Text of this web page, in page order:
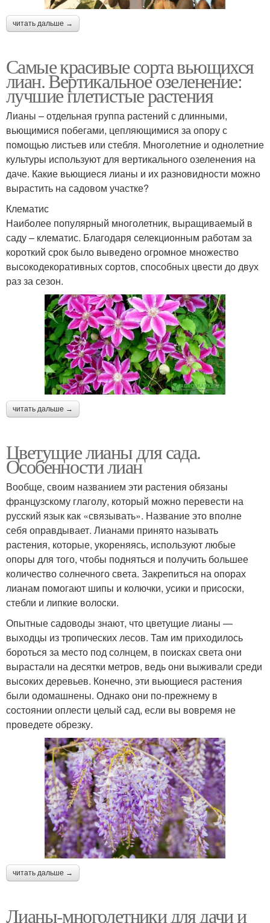
читать дальше →
Самые красивые сорта вьющихся
лиан. Вертикальное озеленение:
лучшие плетистые растения
Лианы – отдельная группа растений с длинными,
вьющимися побегами, цепляющимися за опору с
помощью листьев или стебля. Многолетние и однолетние
культуры используют для вертикального озеленения на
даче. Какие вьющиеся лианы и их разновидности можно
вырастить на садовом участке?
Клематис
Наиболее популярный многолетник, выращиваемый в
саду – клематис. Благодаря селекционным работам за
короткий срок было выведено огромное множество
высокодекоративных сортов, способных цвести до двух
раз за сезон.
читать дальше →
Цветущие лианы для сада.
Особенности лиан
Вообще, своим названием эти растения обязаны
французскому глаголу, который можно перевести на
русский язык как «связывать». Название это вполне
себя оправдывает. Лианами принято называть
растения, которые, укореняясь, используют любые
опоры для того, чтобы подняться и получить большее
количество солнечного света. Закрепиться на опорах
лианам помогают шипы и колючки, усики и присоски,
стебли и липкие волоски.
Опытные садоводы знают, что цветущие лианы —
выходцы из тропических лесов. Там им приходилось
бороться за место под солнцем, в поисках света они
вырастали на десятки метров, ведь они выживали среди
высоких деревьев. Конечно, эти вьющиеся растения
были одомашнены. Однако они по-прежнему в
состоянии оплести целый сад, если вы вовремя не
проведете обрезку.
читать дальше →
Лианы-многолетники для дачи и